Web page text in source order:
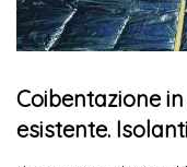
Coibentazione
esistente.
raggiungere